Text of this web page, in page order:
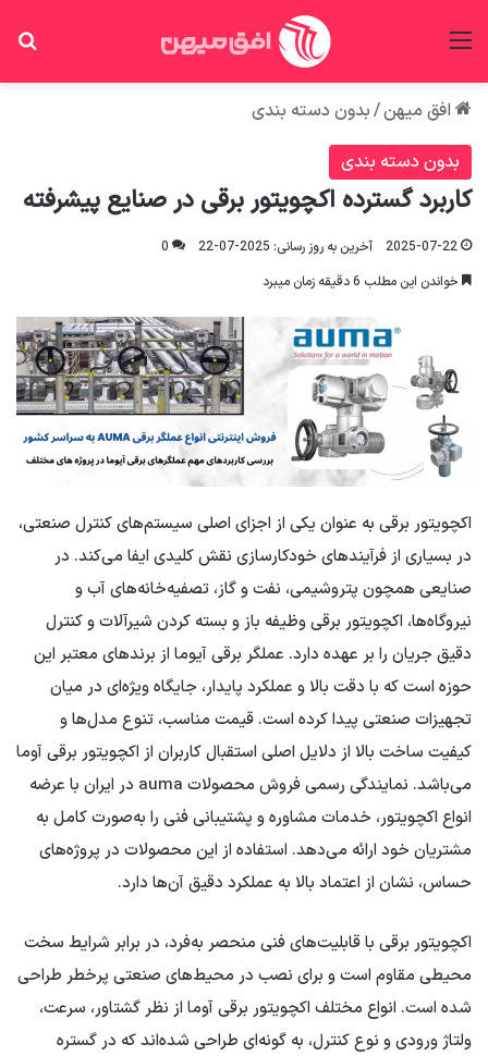
افق میهن/بدون دسته بندی
بدون دسته بندی
کاربرد گسترده اکچویتور برقی در صنایع پیشرفته
2025-07-22 آخرین به روز رسانی: 2025-07-22
0
خواندن این مطلب 6 دقیقه زمان میبرد
اکچویتور برقی به عنوان یکی از اجزای اصلی سیستم‌های کنترل صنعتی،
در بسیاری از فرآیندهای خودکارسازی نقش کلیدی ایفا می‌کند. در
صنایعی همچون پتروشیمی، نفت و گاز، تصفیه‌خانه‌های آب و
نیروگاه‌ها، اکچویتور برقی وظیفه باز و بسته کردن شیرآلات و کنترل
دقیق جریان را بر عهده دارد. عملگر برقی آیوما از برندهای معتبر این
حوزه است که با دقت بالا و عملکرد پایدار، جایگاه ویژه‌ای در میان
تجهیزات صنعتی پیدا کرده است. قیمت مناسب، تنوع مدل‌ها و
کیفیت ساخت بالا از دلایل اصلی استقبال کاربران از اکچویتور برقی آوما
می‌باشد. نمایندگی رسمی فروش محصولات auma در ایران با عرضه
انواع اکچویتور، خدمات مشاوره و پشتیبانی فنی را به‌صورت کامل به
مشتریان خود ارائه می‌دهد. استفاده از این محصولات در پروژه‌های
حساس، نشان از اعتماد بالا به عملکرد دقیق آن‌ها دارد.
اکچویتور برقی با قابلیت‌های فنی منحصر به‌فرد، در برابر شرایط سخت
محیطی مقاوم است و برای نصب در محیط‌های صنعتی پرخطر طراحی
شده است. انواع مختلف اکچویتور برقی آوما از نظر گشتاور، سرعت،
ولتاژ ورودی و نوع کنترل، به گونه‌ای طراحی شده‌اند که در گستره